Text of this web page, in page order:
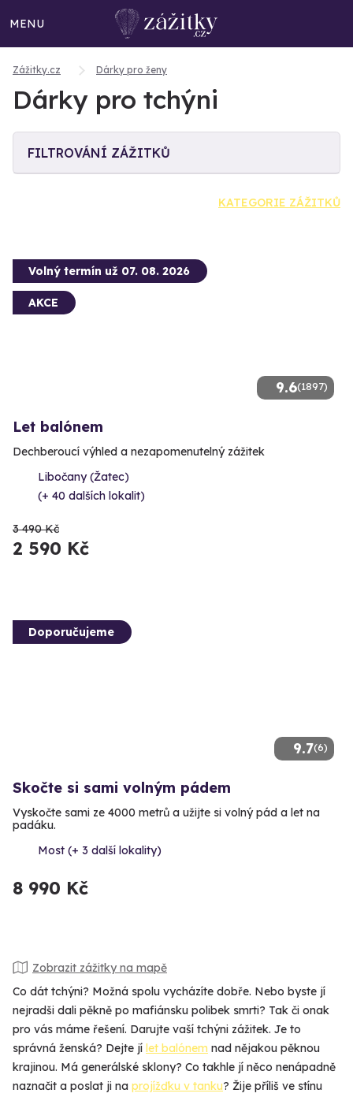
MENU
Zážitky.cz Dárky pro ženy
Dárky pro tchýni
FILTROVÁNÍ ZÁŽITKŮ
KATEGORIE ZÁŽITKŮ
9.6(1897)
Volný termín už 07. 08. 2026
AKCE
Let balónem
Dechberoucí výhled a nezapomenutelný zážitek
Libočany (Žatec)
(+ 40 dalších lokalit)
3 490 Kč
2 590 Kč
9.7(6)
Doporučujeme
Skočte si sami volným pádem
Vyskočte sami ze 4000 metrů a užijte si volný pád a let na
padáku.
Most (+ 3 další lokality)
8 990 Kč
Zobrazit zážitky na mapě
Co dát tchýni? Možná spolu vycházíte dobře. Nebo byste jí
nejradši dali pěkně po mafiánsku polibek smrti? Tak či onak
pro vás máme řešení. Darujte vaší tchýni zážitek. Je to
správná ženská? Dejte jí let balónem nad nějakou pěknou
krajinou. Má generálské sklony? Co takhle jí něco nenápadně
naznačit a poslat ji na projížďku v tanku? Žije příliš ve stínu